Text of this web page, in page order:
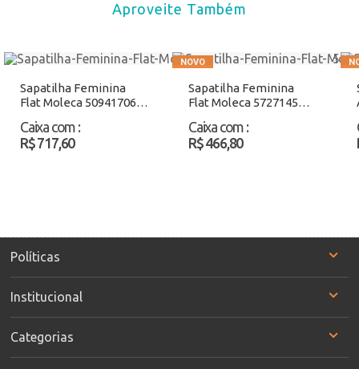
Aproveite Também
Sapatilha Feminina
Flat Moleca 50941706
Caixa com :
R$ 717,60
Sapatilha Feminina
Flat Moleca 5727145
Caixa com :
R$ 466,80
Políticas
Institucional
Categorias